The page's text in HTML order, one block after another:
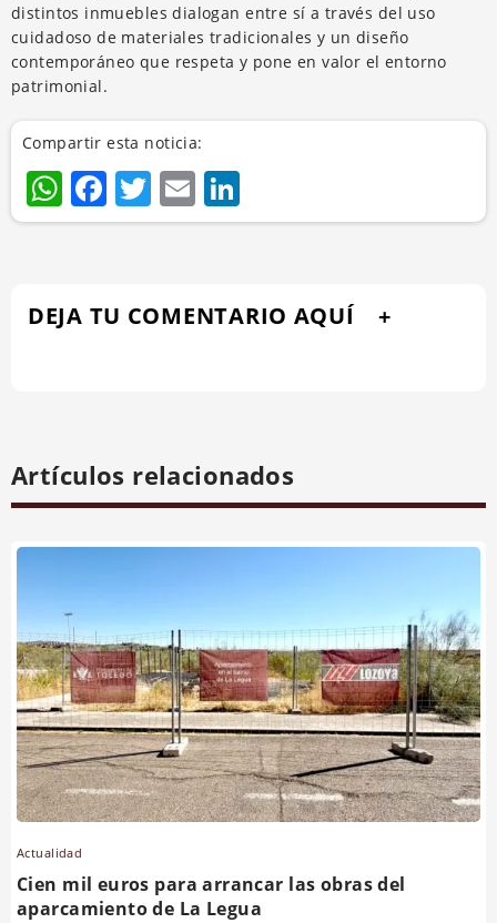
distintos inmuebles dialogan entre sí a través del uso
cuidadoso de materiales tradicionales y un diseño
contemporáneo que respeta y pone en valor el entorno
patrimonial.
Compartir esta noticia:
WhatsApp
Facebook
Twitter
Email
DEJA TU COMENTARIO AQUÍ
Artículos relacionados
Actualidad
Cien mil euros para arrancar las obras del
aparcamiento de La Legua